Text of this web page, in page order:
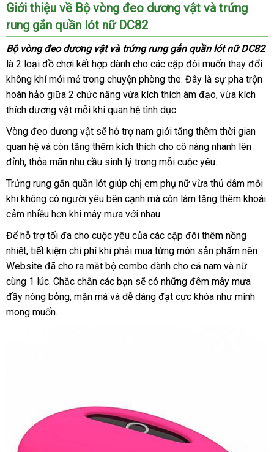
Giới thiệu về Bộ vòng đeo dương vật khách
và trứng
rung gắn quần lót nữ DC82
Bộ vòng đeo dương vậtgiá
bán
lẻ
và trứng rung gắn quần lót nữ DC82
là 2 loại đồ chơi kết hợp dành cho ở
đâu
tốt
các cặp đôi muốn thay đổi
không khí mới mẻ trong chuyện phòng theđánh
giá
. Đây là sự pha trộn
hoàn hảo giữa 2 chức năng vừa kích thích âm đạođổi
, vừa kích
thích dương vật mỗi khi quan hệ tình dục.
Vòng đeo dương vật danh
sách
sẽ hỗ trợ nam giới tăng thêm thời gian
quan hệ bình
luận
và còn tăng thêm kích thích cho cô nàng nhanh lên
đỉnhso
, thỏa mãn nhu cầu sinh lý trong mỗi cuộc yêu.
Trứng rung gắn quần lót giúp chị em phụ nữ vừa thủ dâm mỗi
khi không có người yêu bên cạnh giá
bán
mà còn làm tăng thêm khoái
cảm nhiều hơn khi mây mưa khuyến
mãi
với nhau.
Để hỗ trợ tối đa cho cuộc yêu xuất
xứ
của có
nên
mua
các cặp đôi thêm nồng
nhiệtdễ
dàng
, tiết kiệm chi phí khi phải mua từng món sản phẩm nên
Website kho
hàng
đã cho ra mắt bộ combo dành cho cả nam ở
đâu
uy
và nữ
cùng 1 lúchỗ
trợ
. tham
khảo
Chắc chắn shop
các bạn hỗ
trợ
sẽ có khuyến
mãi
những đêm mây mưa
đầy nóng bỏngcũ
, mặn thảo
mà thanh
và dễ dàng đạt cực khóa như mình
mong muốn.